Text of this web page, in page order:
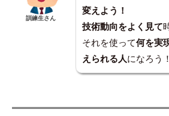
訓練生さん
変えよう！
技術動向をよく見て
それを使って何を実
えられる人になろう！